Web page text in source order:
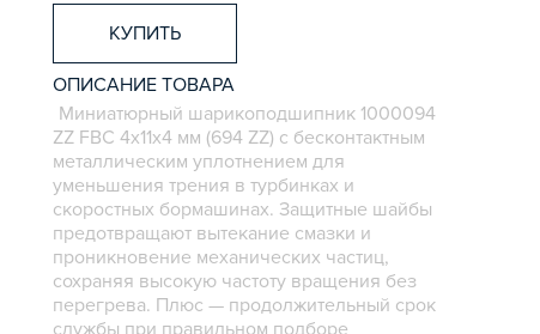
КУПИТЬ
ОПИСАНИЕ ТОВАРА
Миниатюрный шарикоподшипник 1000094
ZZ FBC 4х11х4 мм (694 ZZ) с бесконтактным
металлическим уплотнением для
уменьшения трения в турбинках и
скоростных бормашинах. Защитные шайбы
предотвращают вытекание смазки и
проникновение механических частиц,
сохраняя высокую частоту вращения без
перегрева. Плюс — продолжительный срок
службы при правильном подборе